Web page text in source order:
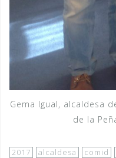
Gema Igual, alcaldesa
de la
2017 alcaldesa comid